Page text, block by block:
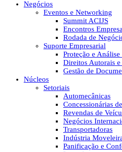
Negócios
Eventos e Networking
Summit ACIJS
Encontros
Rodada de
Suporte Empresarial
Proteção e
Direitos Autorais e
Gestão de
Núcleos
Setoriais
Automecânicas
Concessionárias
Revendas de
Negócios
Transportadoras
Indústria
Panificação e